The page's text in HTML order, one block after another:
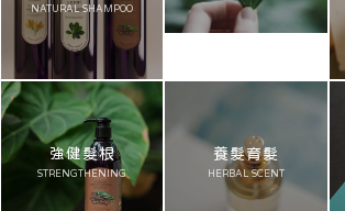
NATURAL SHAMPOO
強健髮根
STRENGTHENING
養髮育髮
HERBAL SCENT